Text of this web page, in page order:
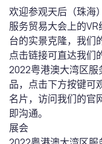
欢迎参观天后（珠海
服务贸易大会上的
台的实景克隆，我们
点击链接可直达我们
2022粤港澳大湾区
品，点击下方按键可
名片，访问我们的官
即沟通。
展会